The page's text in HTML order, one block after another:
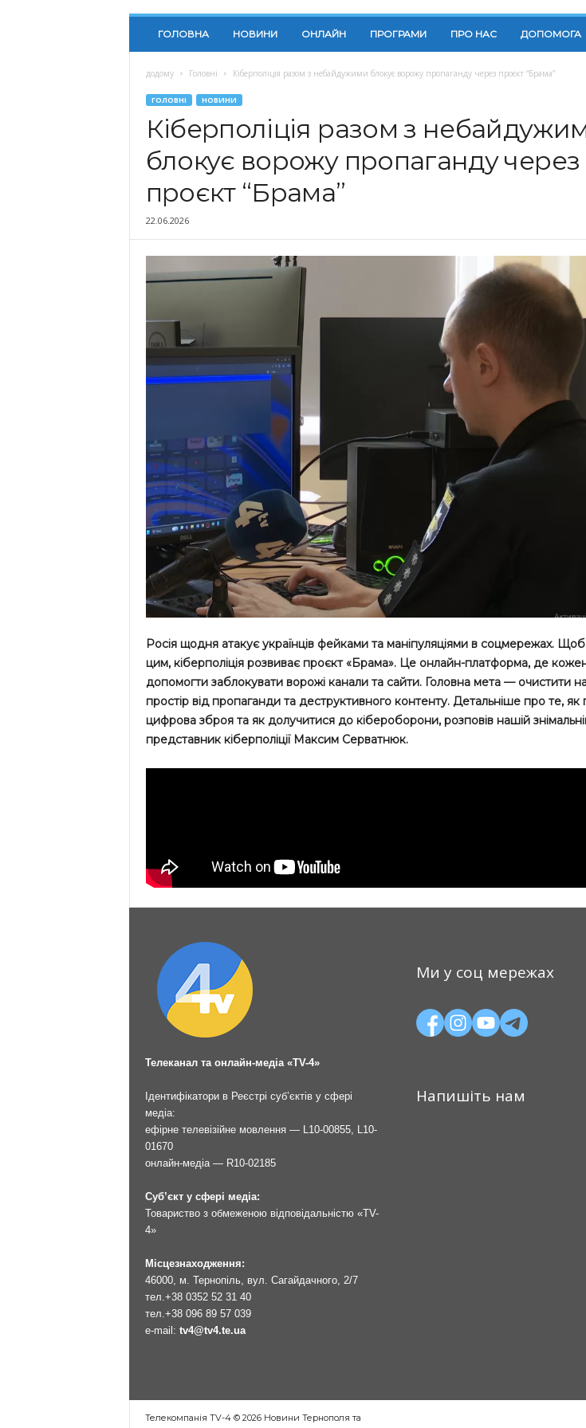
ГОЛОВНА НОВИНИ ОНЛАЙН ПРОГРАМИ ПРО НАС ДОПОМОГА
додому Головні Кіберполіція разом з небайдужими блокує ворожу пропаганду через проєкт “Брама”
ГОЛОВНІ НОВИНИ
Кіберполіція разом з
блокує ворожу пропаганду через
проєкт “Брама”
22.06.2026
Росія щодня атакує українців фейками та маніпуляціями в соцмережах.
цим, кіберполіція розвиває проєкт «Брама». Це онлайн-платформа, де
допомогти заблокувати ворожі канали та сайти. Головна мета — очистити
простір від пропаганди та деструктивного контенту. Детальніше про те,
цифрова зброя та як долучитися до кібероборони, розповів нашій
представник кіберполіції Максим Серватнюк.
Телеканал та онлайн-медіа «TV-4»
Ідентифікатори в Реєстрі суб’єктів у сфері
медіа:
ефірне телевізійне мовлення — L10-00855, L10-
01670
онлайн-медіа — R10-02185
Суб’єкт у сфері медіа:
Товариство з обмеженою відповідальністю «TV-
4»
Місцезнаходження:
46000, м. Тернопіль, вул. Сагайдачного, 2/7
тел. +38 0352 52 31 40
тел. +38 096 89 57 039
e-mail: tv4@tv4.te.ua
Ми у соц мережах
Напишіть нам
Телекомпанія TV-4 © 2026 Новини Тернополя та